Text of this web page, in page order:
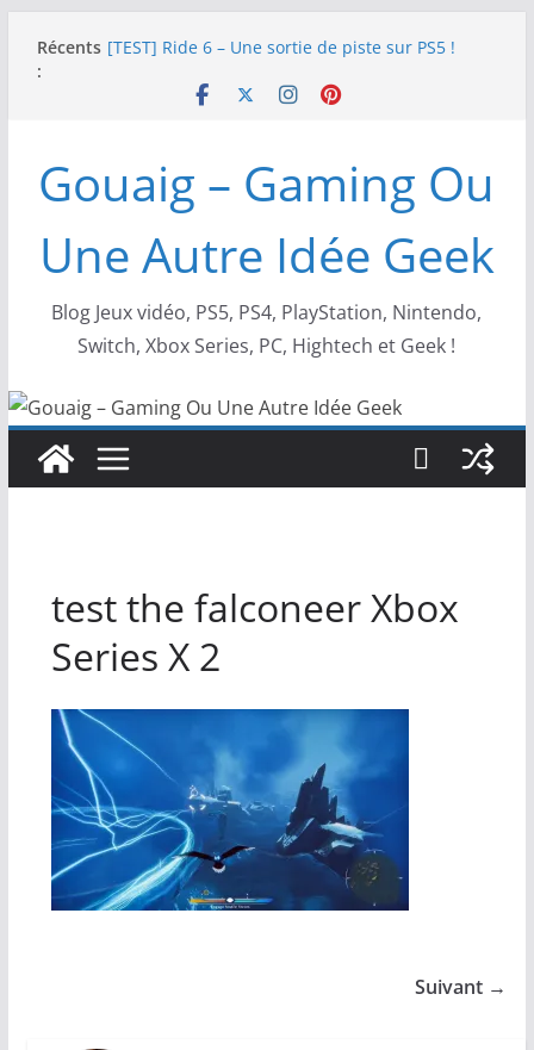
Récents
:
[TEST] Ride 6 – Une sortie de piste sur PS5 !
NEOGEO AES+ : La légende de l’arcade est de
SWITCH 2 : Nouveaux accessoires Turtle Beach X
Gouaig – Gaming Ou
Une Autre Idée Geek
Blog Jeux vidéo, PS5, PS4, PlayStation, Nintendo,
Switch, Xbox Series, PC, Hightech et Geek !
test the falconeer Xbox
Series X 2
Suivant →